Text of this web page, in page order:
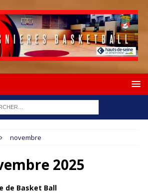
novembre
2025
de Basket Ball